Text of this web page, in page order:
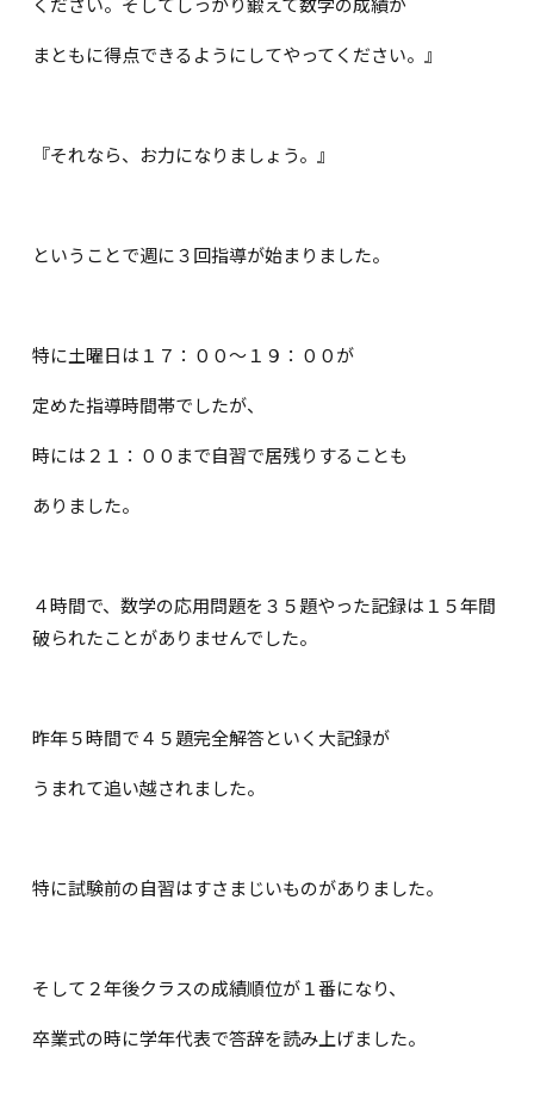
まともに得点できるようにしてやってください。』
『それなら、お力になりましょう。』
ということで週に３回指導が始まりました。
特に土曜日は１７：００～１９：００が
定めた指導時間帯でしたが、
時には２１：００まで自習で居残りすることも
ありました。
４時間で、数学の応用問題を３５題やった記録は１５年間
破られたことがありませんでした。
昨年５時間で４５題完全解答といく大記録が
うまれて追い越されました。
特に試験前の自習はすさまじいものがありました。
そして２年後クラスの成績順位が１番になり、
卒業式の時に学年代表で答辞を読み上げました。